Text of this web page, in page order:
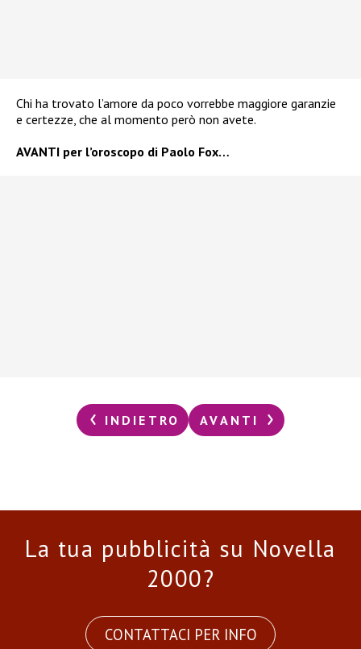
Chi ha trovato l’amore da poco vorrebbe maggiore garanzie
e certezze, che al momento però non avete.
AVANTI per l’oroscopo di Paolo Fox…
INDIETRO AVANTI
La tua pubblicità su Novella
2000?
CONTATTACI PER INFO